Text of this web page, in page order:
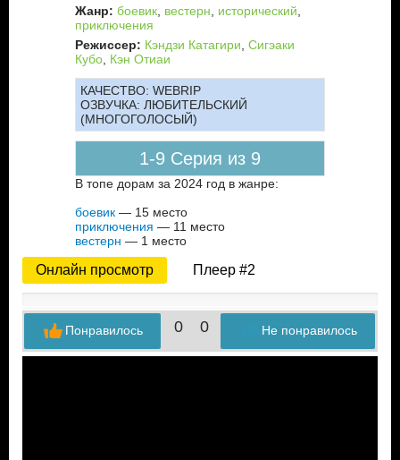
Жанр: боевик вестерн исторический
приключения
Режиссер: Кэндзи Катагири Сигэаки
Кубо Кэн Отиаи
КАЧЕСТВО: WEBRIP
ОЗВУЧКА: ЛЮБИТЕЛЬСКИЙ
(МНОГОГОЛОСЫЙ)
1-9 Серия из 9
В топе дорам за 2024 год в жанре:
боевик — 15 место
приключения — 11 место
вестерн — 1 место
Онлайн просмотр Плеер #2
0 0 Не понравилось
Понравилось